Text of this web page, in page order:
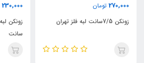
270,000 تومان
زونکن 7/5سانت لبه فلز تهران
230,000
سانت